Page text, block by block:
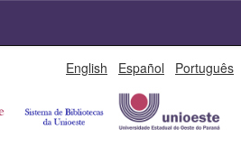
English Español Português